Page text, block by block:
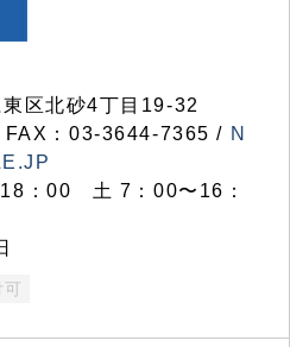
区北砂4丁目19-32
FAX：03-3644-7365 / N
：00 土 7：00〜16：
可